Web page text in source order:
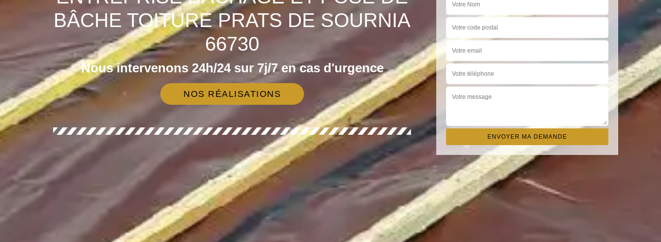
BÂCHE TOITURE PRATS DE SOURNIA
66730
Nous intervenons 24h/24 sur 7j/7 en cas d'urgence
NOS RÉALISATIONS